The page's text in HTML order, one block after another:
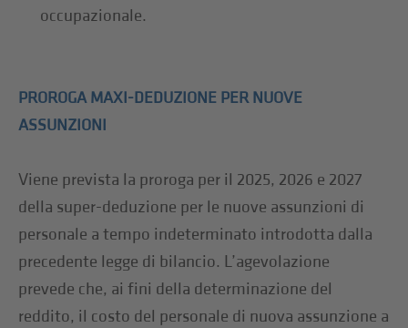
occupazionale.
PROROGA MAXI-DEDUZIONE PER NUOVE
ASSUNZIONI
Viene prevista la proroga per il 2025, 2026 e 2027
della super-deduzione per le nuove assunzioni di
personale a tempo indeterminato introdotta dalla
precedente legge di bilancio. L’agevolazione
prevede che, ai fini della determinazione del
reddito, il costo del personale di nuova assunzione a